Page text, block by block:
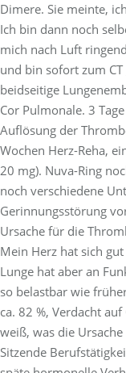
Dimere. Sie meinte,
Ich bin dann noch
mich nach Luft
und bin sofort zum
beidseitige
Cor Pulmonale. 3
Auflösung der
Wochen Herz-Reha,
20 mg). Nuva-Ring
noch verschiedene
Gerinnungsstörung
Ursache für die
Mein Herz hat sich
Lunge hat aber an
so belastbar wie
ca. 82 %, Verdacht
weiß, was die
Sitzende